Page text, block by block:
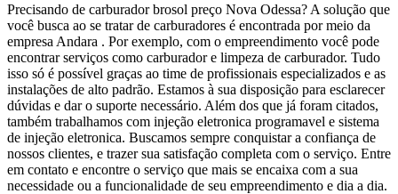
Precisando de carburador brosol preço Nova Odessa? A solução que
você busca ao se tratar de carburadores é encontrada por meio da
empresa Andara . Por exemplo, com o empreendimento você pode
encontrar serviços como carburador e limpeza de carburador. Tudo
isso só é possível graças ao time de profissionais especializados e as
instalações de alto padrão. Estamos à sua disposição para esclarecer
dúvidas e dar o suporte necessário. Além dos que já foram citados,
também trabalhamos com injeção eletronica programavel e sistema
de injeção eletronica. Buscamos sempre conquistar a confiança de
nossos clientes, e trazer sua satisfação completa com o serviço. Entre
em contato e encontre o serviço que mais se encaixa com a sua
necessidade ou a funcionalidade de seu empreendimento e dia a dia.